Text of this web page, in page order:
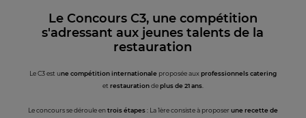
Le Concours C3, une compétition
s'adressant aux jeunes talents de la
restauration
Le C3 est une compétition internationaleproposée auxprofessionnels catering
et restaurationdeplus de 21 ans.
Le concours se déroule entrois étapes: La 1ère consiste à proposer une recette de